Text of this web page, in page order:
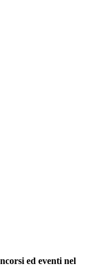
ed eventi nel